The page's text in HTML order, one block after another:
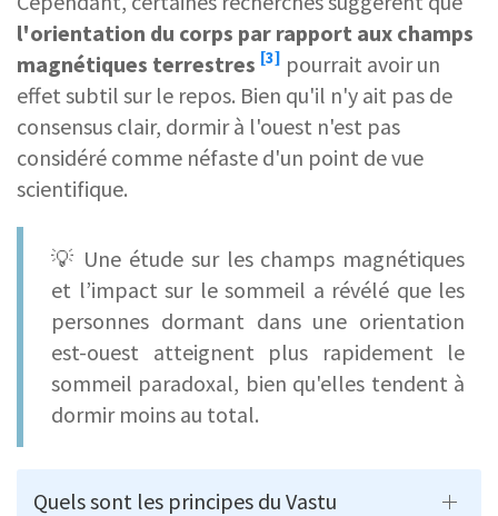
l'orientation du corps par rapport aux champs
magnétiques terrestres [3] pourrait avoir un
effet subtil sur le repos. Bien qu'il n'y ait pas de
consensus clair, dormir à l'ouest n'est pas
considéré comme néfaste d'un point de vue
scientifique.
💡 Une étude sur les champs magnétiques
et l’impact sur le sommeil a révélé que les
personnes dormant dans une orientation
est-ouest atteignent plus rapidement le
sommeil paradoxal, bien qu'elles tendent à
dormir moins au total.
Quels sont les principes du Vastu